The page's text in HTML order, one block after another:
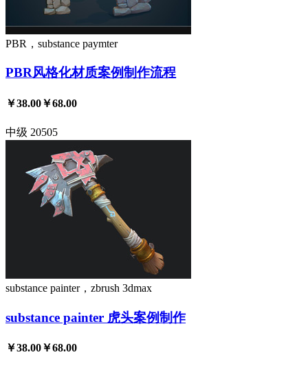
PBR，substance paymter
PBR风格化材质案例制作流程
￥38.00￥68.00
中级 20505
substance painter，zbrush 3dmax
substance painter 虎头案例制作
￥38.00￥68.00